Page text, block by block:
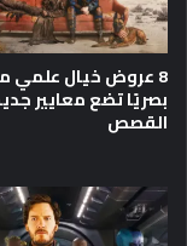
8 عروض خيال علمي
بصريًا تضع معايير
القصص